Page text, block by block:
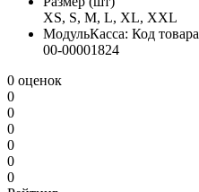
XS, S, M, L, XL, XXL
МодульКасса: Код товара
00-00001824
0 оценок
0
0
0
0
0
0